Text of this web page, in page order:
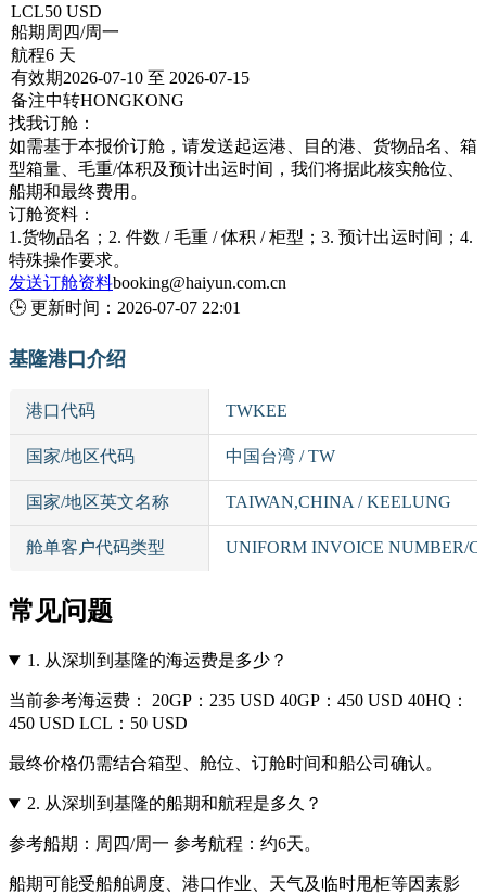
LCL50 USD
船期 周四/周一
航程6 天
有效期2026-07-10 至 2026-07-15
备注中转HONGKONG
找我订舱：
如需基于本报价订舱，请发送起运港、目的港、货物品名、箱
型箱量、毛重/体积及预计出运时间，我们将据此核实舱位、
船期和最终费用。
订舱资料：
1.货物品名；2. 件数 / 毛重 / 体积 / 柜型；3. 预计出运时间；4.
特殊操作要求。
发送订舱资料booking@haiyun.com.cn
🕒 更新时间： 2026-07-07 22:01
基隆港口介绍
港口代码 TWKEE
国家/地区代码 中国台湾 / TW
国家/地区英文名称 TAIWAN,CHINA / KEELUNG
舱单客户代码类型 UNIFORM INVOICE NUMBER/
常见问题
1. 从深圳到基隆的海运费是多少？
当前参考海运费： 20GP：235 USD 40GP：450 USD 40HQ：
450 USD LCL：50 USD
最终价格仍需结合箱型、舱位、订舱时间和船公司确认。
2. 从深圳到基隆的船期和航程是多久？
参考船期：周四/周一 参考航程：约6天。
船期可能受船舶调度、港口作业、天气及临时甩柜等因素影